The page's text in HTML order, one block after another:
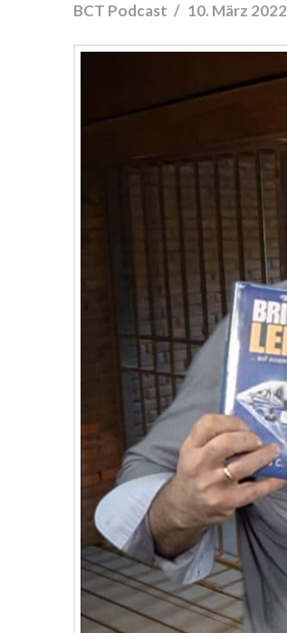
BCT Podcast 10. März 2022